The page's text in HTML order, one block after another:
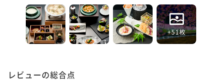
+51枚
レビューの総合点